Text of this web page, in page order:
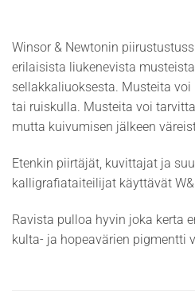
Winsor & Newtonin
erilaisista liukenevista
sellakkaliuoksesta. Musteita
tai ruiskulla. Musteita voi
mutta kuivumisen jälkeen
Etenkin piirtäjät, kuvittajat ja
kalligrafiataiteilijat käyttävät
Ravista pulloa hyvin joka kerta
kulta- ja hopeavärien pigmentti